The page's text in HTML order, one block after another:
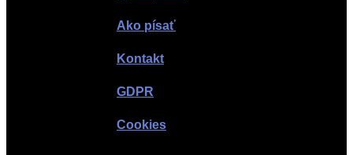
Ako písať
Kontakt
GDPR
Cookies